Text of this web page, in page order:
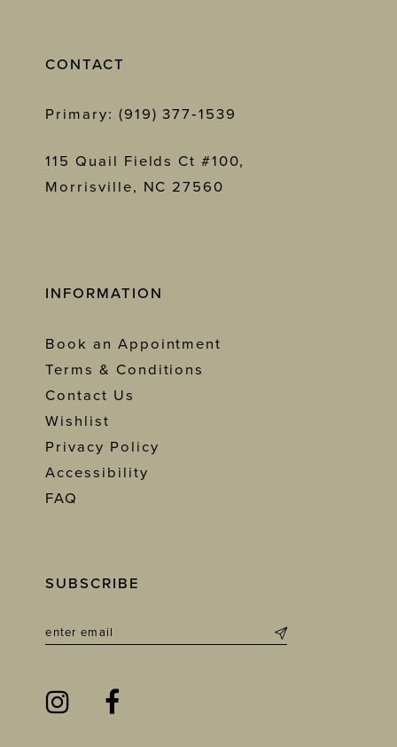
CONTACT
Primary: (919) 377‑1539
115 Quail Fields Ct #100,
Morrisville, NC 27560
INFORMATION
Book an Appointment
Terms & Conditions
Contact Us
Wishlist
Privacy Policy
Accessibility
FAQ
SUBSCRIBE